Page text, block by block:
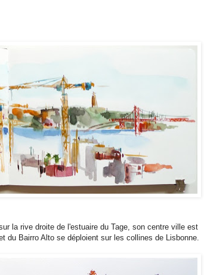
la rive droite de l'estuaire du Tage, son centre ville est
du Bairro Alto se déploient sur les collines de Lisbonne.